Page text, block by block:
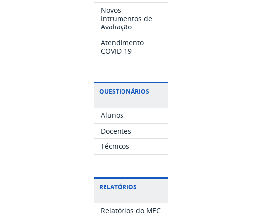
Novos
Intrumentos de
Avaliação
Atendimento
COVID-19
QUESTIONÁRIOS
Alunos
Docentes
Técnicos
RELATÓRIOS
Relatórios do MEC